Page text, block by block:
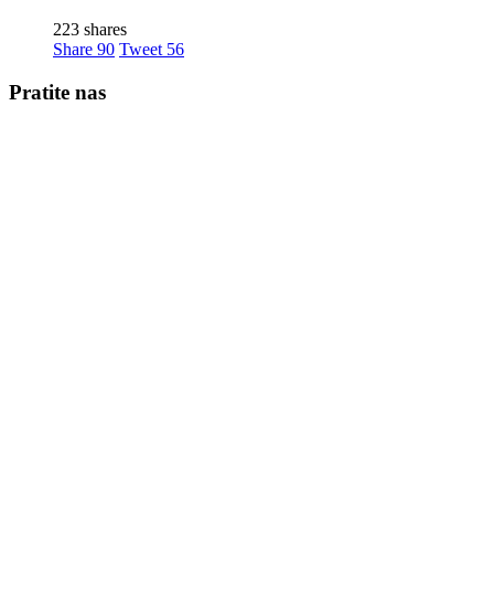
223 shares
Share 90 Tweet 56
Pratite nas